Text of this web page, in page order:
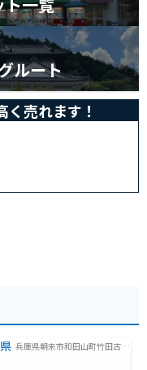
ルート
売れます！
兵庫県朝来市和田山町竹田古城